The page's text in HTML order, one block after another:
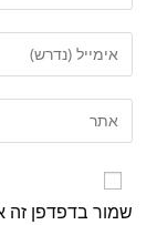
שמור בדפדפן